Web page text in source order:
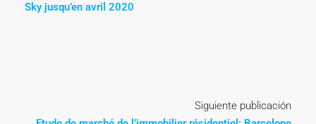
Sky jusqu’en avril 2020
Siguiente publicación